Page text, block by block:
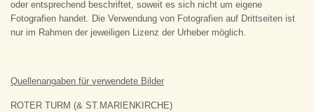
oder entsprechend beschriftet, soweit es sich nicht um eigene
Fotografien handet. Die Verwendung von Fotografien auf Drittseiten ist
nur im Rahmen der jeweiligen Lizenz der Urheber möglich.
Quellenangaben für verwendete Bilder
ROTER TURM (& ST.MARIENKIRCHE)